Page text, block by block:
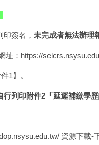
簽名， 未完成者無法辦理
址： https://
1】。
行列印附件2「延遲補繳學
資源下載-